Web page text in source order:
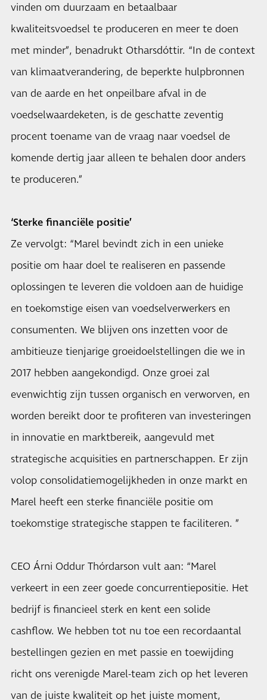
vinden om duurzaam en betaalbaar
kwaliteitsvoedsel te produceren en meer te doen
met minder”, benadrukt Otharsdóttir. “In de context
van klimaatverandering, de beperkte hulpbronnen
van de aarde en het onpeilbare afval in de
voedselwaardeketen, is de geschatte zeventig
procent toename van de vraag naar voedsel de
komende dertig jaar alleen te behalen door anders
te produceren.”
‘Sterke financiële positie’
Ze vervolgt: “Marel bevindt zich in een unieke
positie om haar doel te realiseren en passende
oplossingen te leveren die voldoen aan de huidige
en toekomstige eisen van voedselverwerkers en
consumenten. We blijven ons inzetten voor de
ambitieuze tienjarige groeidoelstellingen die we in
2017 hebben aangekondigd. Onze groei zal
evenwichtig zijn tussen organisch en verworven, en
worden bereikt door te profiteren van investeringen
in innovatie en marktbereik, aangevuld met
strategische acquisities en partnerschappen. Er zijn
volop consolidatiemogelijkheden in onze markt en
Marel heeft een sterke financiële positie om
toekomstige strategische stappen te faciliteren. ”
CEO Árni Oddur Thórdarson vult aan: “Marel
verkeert in een zeer goede concurrentiepositie. Het
bedrijf is financieel sterk en kent een solide
cashflow. We hebben tot nu toe een recordaantal
bestellingen gezien en met passie en toewijding
richt ons verenigde Marel-team zich op het leveren
van de juiste kwaliteit op het juiste moment,